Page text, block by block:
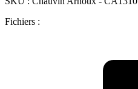
Fichiers :